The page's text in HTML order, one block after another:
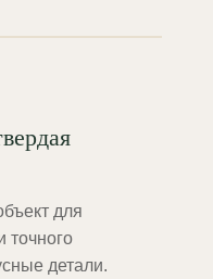
для
точного
детали.